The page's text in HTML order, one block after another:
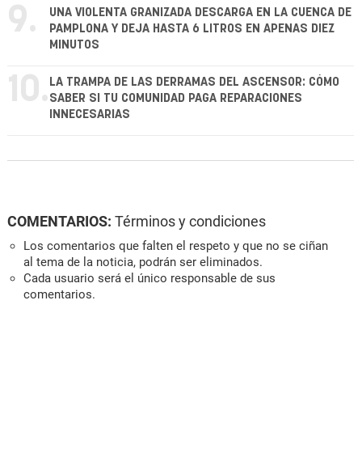
9.
UNA VIOLENTA GRANIZADA DESCARGA EN LA CUENCA DE
PAMPLONA Y DEJA HASTA 6 LITROS EN APENAS DIEZ
MINUTOS
10. LA TRAMPA DE LAS DERRAMAS DEL ASCENSOR: CÓMO
SABER SI TU COMUNIDAD PAGA REPARACIONES
INNECESARIAS
COMENTARIOS: Términos y condiciones
Los comentarios que falten el respeto y que no se ciñan
al tema de la noticia, podrán ser eliminados.
Cada usuario será el único responsable de sus
comentarios.